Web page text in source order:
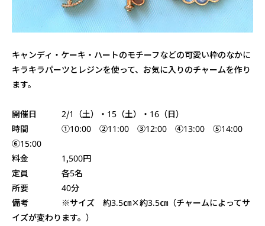
キャンディ・ケーキ・ハートのモチーフなどの可愛い枠のなかに
キラキラパーツとレジンを使って、お気に入りのチャームを作り
ます。
開催日 2/1（土）・15（土）・16（日）
時間 ①10:00 ②11:00 ③12:00 ④13:00 ⑤14:00
⑥15:00
料金 1,500円
定員 各5名
所要 40分
備考 ※サイズ 約3.5㎝×約3.5㎝（チャームによってサ
イズが変わります。）